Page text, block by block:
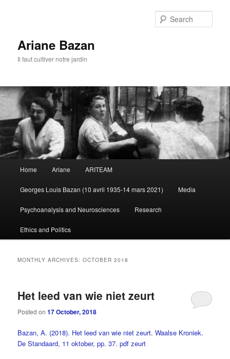
Ariane Bazan
Il faut cultiver notre jardin
Skip
to
primary
Skip
to
secondary
Home Ariane ARITEAM
Georges Louis Bazan (10 avril 1935-14 mars 2021) Media
Psychoanalysis and Neurosciences Research
Ethics and Politics
MONTHLY ARCHIVES:OCTOBER 2018
Het leed van wie niet zeurt
Posted on17 October, 2018
Bazan, A. (2018). Het leed van wie niet zeurt. Waalse Kroniek.
De Standaard, 11 oktober, pp. 37.pdf zeurt